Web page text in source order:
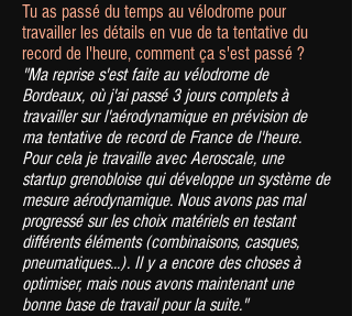
Tu as passé du temps au vélodrome pour
travailler les détails en vue de ta tentative du
record de l'heure, comment ça s'est passé ?
"Ma reprise s'est faite au vélodrome de
Bordeaux, où j'ai passé 3 jours complets à
travailler sur l'aérodynamique en prévision de
ma tentative de record de France de l'heure.
Pour cela je travaille avec Aeroscale, une
startup grenobloise qui développe un système de
mesure aérodynamique. Nous avons pas mal
progressé sur les choix matériels en testant
différents éléments (combinaisons, casques,
pneumatiques...). Il y a encore des choses à
optimiser, mais nous avons maintenant une
bonne base de travail pour la suite."